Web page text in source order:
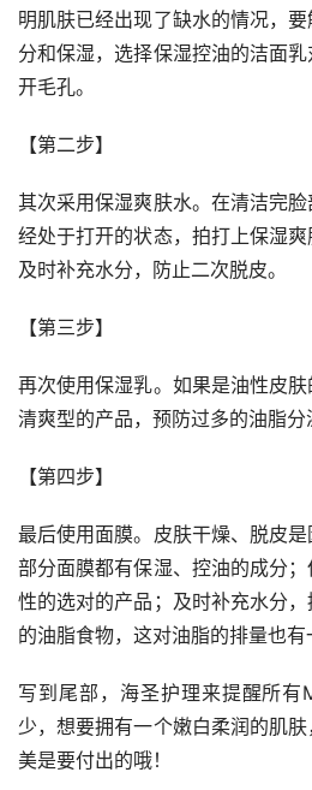
明肌肤已经出现了缺水的情况，
分和保湿，选择保湿控油的洁面
开毛孔。
【第二步】
其次采用保湿爽肤水。在清洁完
经处于打开的状态，拍打上保湿
及时补充水分，防止二次脱皮。
【第三步】
再次使用保湿乳。如果是油性皮肤
清爽型的产品，预防过多的油脂分
【第四步】
最后使用面膜。皮肤干燥、脱皮
部分面膜都有保湿、控油的成分
性的选对的产品；及时补充水分
的油脂食物，这对油脂的排量也有
写到尾部，海圣护理来提醒所
少，想要拥有一个嫩白柔润的肌
美是要付出的哦！